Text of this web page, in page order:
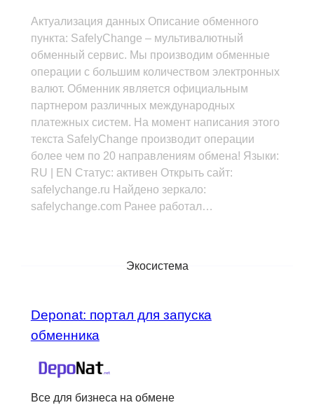
Актуализация данных Описание обменного
пункта: SafelyChange – мультивалютный
обменный сервис. Мы производим обменные
операции с большим количеством электронных
валют. Обменник является официальным
партнером различных международных
платежных систем. На момент написания этого
текста SafelyChange производит операции
более чем по 20 направлениям обмена! Языки:
RU | EN Статус: активен Открыть сайт:
safelychange.ru Найдено зеркало:
safelychange.com Ранее работал…
Экосистема
Deponat: портал для запуска
обменника
Все для бизнеса на обмене